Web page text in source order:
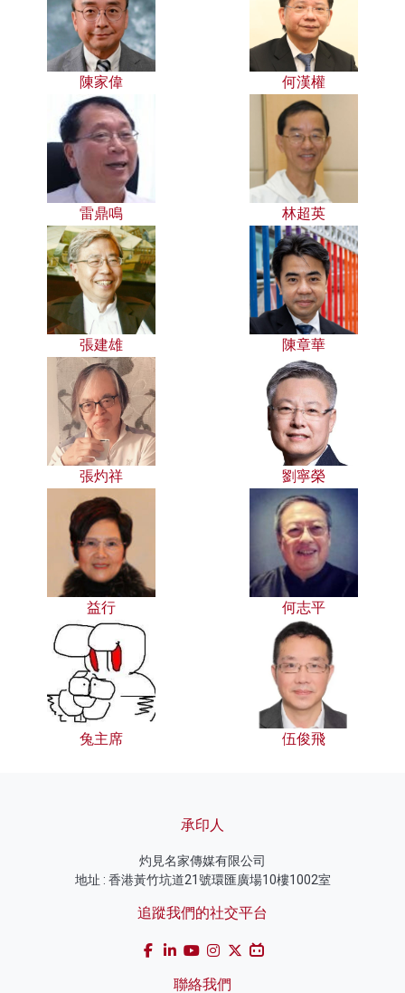
陳家偉 何漢權
雷鼎鳴 林超英
張建雄 陳章華
張灼祥 劉寧榮
益行 何志平
兔主席 伍俊飛
承印人
灼見名家傳媒有限公司
地址 : 香港黃竹坑道21號環匯廣場10樓1002室
追蹤我們的社交平台
聯絡我們